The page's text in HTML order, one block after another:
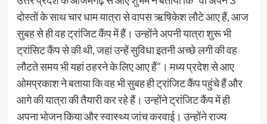
दोस्तों के साथ चार धाम यात्रा से वापस ऋषिकेश लौटे आए हैं, आज
सुबह से ही वह ट्रांजिट कैंप में हैं। उन्होंने अपनी यात्रा शुरू भी
ट्रांसिट कैंप से की थी, जहां उन्हें सुविधा इतनी अच्छे लगी की वह
लौटते समय भी यहां ठहरने के लिए आए हैं”। मध्य प्रदेश से आए
ओमप्रकाश ने बताया कि वह भी सुबह ही ट्रांजिट कैंप पहुंचे हैं और
आगे की यात्रा की तैयारी कर रहे हैं। उन्होंने ट्रांजिट कैंप में ही
अपना भोजन किया और स्वास्थ्य जांच करवाई। उन्होंने राज्य